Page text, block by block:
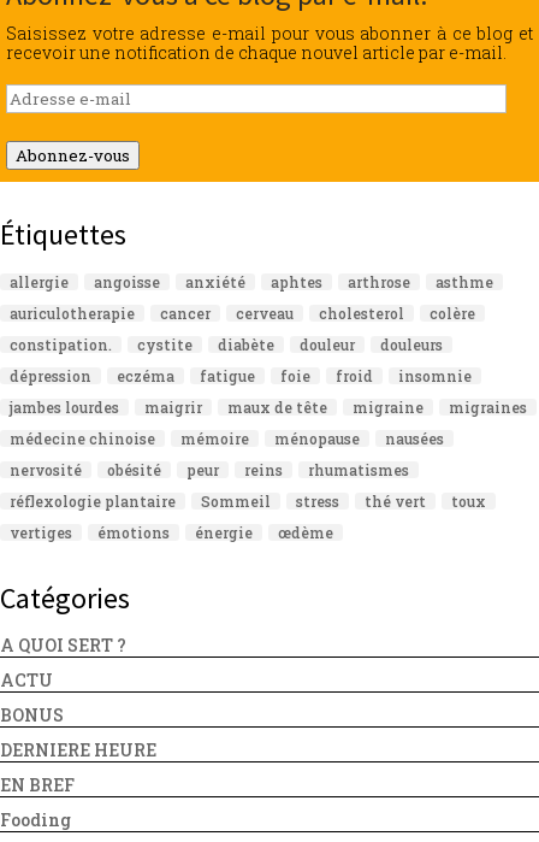
Saisissez votre adresse e-mail pour vous abonner à ce blog et
recevoir une notification de chaque nouvel article par e-mail.
Adresse
e-
mail
Abonnez-vous
Étiquettes
allergie angoisse anxiété aphtes arthrose
asthme
auriculotherapie
cancer cerveau cholesterol
colère
constipation.
cystite diabète douleur
douleurs
dépression
eczéma fatigue foie froid
insomnie
jambes lourdes
maigrir maux de tête migraine
migraines
médecine chinoise
mémoire ménopause
nausées
nervosité
obésité peur reins
rhumatismes
réflexologie plantaire
Sommeil stress thé vert
toux
vertiges
émotions énergie œdème
Catégories
A QUOI SERT ?
ACTU
BONUS
DERNIERE HEURE
EN BREF
Fooding